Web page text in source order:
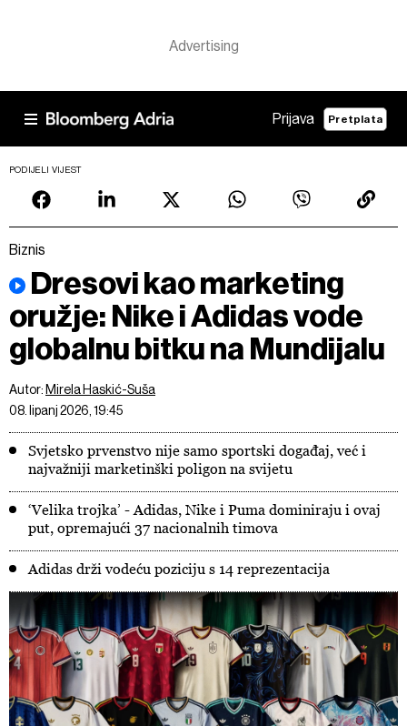
Prijava Pretplata
PODIJELI VIJEST
Biznis
Dresovi kao marketing
oružje: Nike i Adidas vode
globalnu bitku na Mundijalu
Autor: Mirela Haskić-Suša
08. lipanj 2026, 19:45
Svjetsko prvenstvo nije samo sportski događaj, već i
najvažniji marketinški poligon na svijetu
‘Velika trojka’ - Adidas, Nike i Puma dominiraju i ovaj
put, opremajući 37 nacionalnih timova
Adidas drži vodeću poziciju s 14 reprezentacija